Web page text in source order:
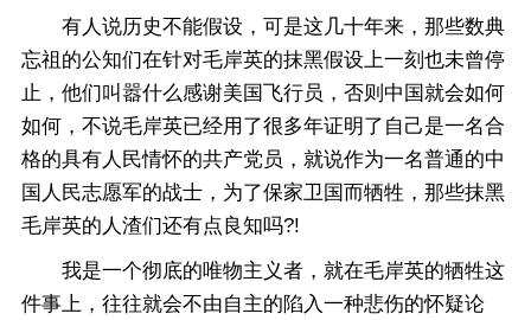
有人说历史不能假设，可是这几十年来，那些数典
忘祖的公知们在针对毛岸英的抹黑假设上一刻也未曾停
止，他们叫嚣什么感谢美国飞行员，否则中国就会如何
如何，不说毛岸英已经用了很多年证明了自己是一名合
格的具有人民情怀的共产党员，就说作为一名普通的中
国人民志愿军的战士，为了保家卫国而牺牲，那些抹黑
毛岸英的人渣们还有点良知吗?!
我是一个彻底的唯物主义者，就在毛岸英的牺牲这
件事上，往往就会不由自主的陷入一种悲伤的怀疑论